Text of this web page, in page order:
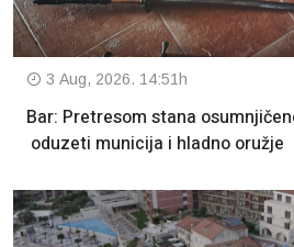
3 Aug, 2026. 14:51h
Bar: Pretresom stana
oduzeti municija i hladno oružje